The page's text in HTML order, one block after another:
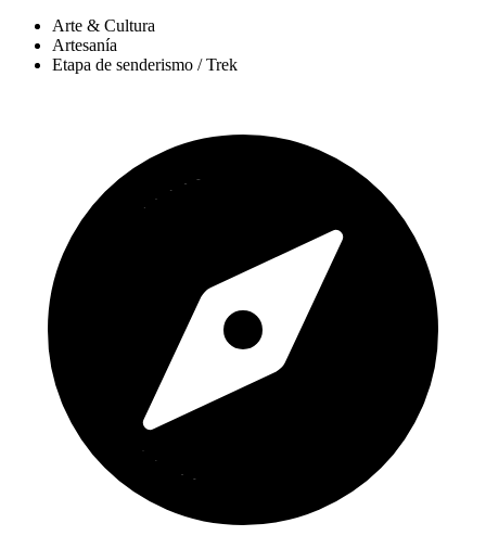
Arte & Cultura
Artesanía
Etapa de senderismo / Trek